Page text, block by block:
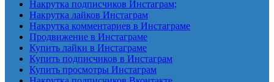
Накрутка подписчиков Инстаграм;
Накрутка лайков Инстаграм
Накрутка комментариев в Инстаграме
Продвижение в Инстаграме
Купить лайки в Инстаграме
Купить подписчиков в Инстаграм
Купить просмотры Инстаграм